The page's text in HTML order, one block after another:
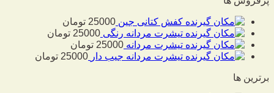
کفش کتانی جین 25000 تومان
تیشرت مردانه رنگی 25000 تومان
تیشرت مردانه 25000 تومان
تیشرت مردانه جیب دار 25000 تومان
برترین ها